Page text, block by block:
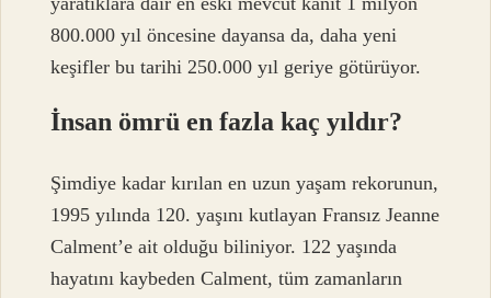
800.000 yıl öncesine dayansa da, daha yeni
keşifler bu tarihi 250.000 yıl geriye götürüyor.
İnsan ömrü en fazla kaç yıldır?
Şimdiye kadar kırılan en uzun yaşam rekorunun,
1995 yılında 120. yaşını kutlayan Fransız Jeanne
Calment’e ait olduğu biliniyor. 122 yaşında
hayatını kaybeden Calment, tüm zamanların